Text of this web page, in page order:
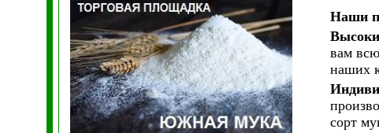
Наши
вам
наших
сорт